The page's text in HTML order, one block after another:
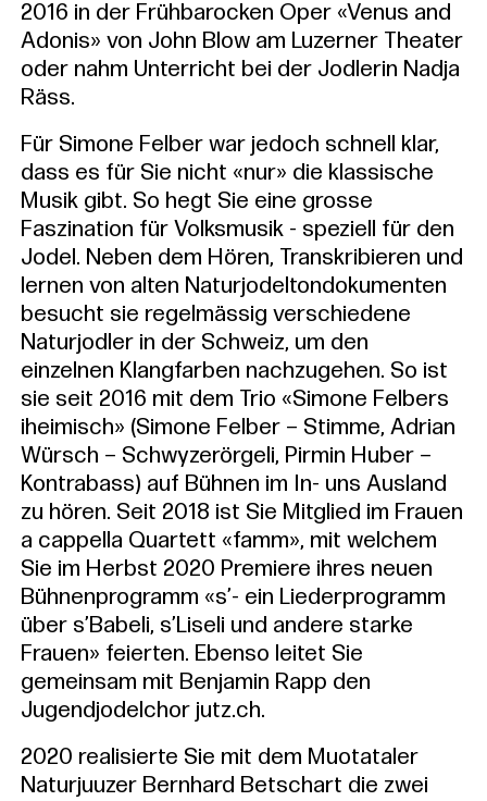
2016 in der Frühbarocken Oper «Venus and
Adonis» von John Blow am Luzerner Theater
oder nahm Unterricht bei der Jodlerin Nadja
Räss.
Für Simone Felber war jedoch schnell klar,
dass es für Sie nicht «nur» die klassische
Musik gibt. So hegt Sie eine grosse
Faszination für Volksmusik - speziell für den
Jodel. Neben dem Hören, Transkribieren und
lernen von alten Naturjodeltondokumenten
besucht sie regelmässig verschiedene
Naturjodler in der Schweiz, um den
einzelnen Klangfarben nachzugehen. So ist
sie seit 2016 mit dem Trio «Simone Felbers
iheimisch» (Simone Felber – Stimme, Adrian
Würsch – Schwyzerörgeli, Pirmin Huber –
Kontrabass) auf Bühnen im In- uns Ausland
zu hören. Seit 2018 ist Sie Mitglied im Frauen
a cappella Quartett «famm», mit welchem
Sie im Herbst 2020 Premiere ihres neuen
Bühnenprogramm «s’- ein Liederprogramm
über s’Babeli, s’Liseli und andere starke
Frauen» feierten. Ebenso leitet Sie
gemeinsam mit Benjamin Rapp den
Jugendjodelchor jutz.ch.
2020 realisierte Sie mit dem Muotataler
Naturjuuzer Bernhard Betschart die zwei